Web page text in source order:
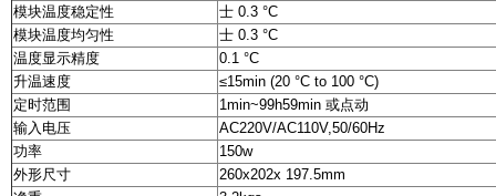
模块温度稳定性
士 0.3 °C
模块温度均匀性
士 0.3 °C
温度显示精度
0.1 °C
升温速度
≤15min (20 °C to 100 °C)
定时范围
1min~99h59min 或点动
输入电压
AC220V/AC110V,50/60Hz
功率
150w
外形尺寸
260x202x 197.5mm